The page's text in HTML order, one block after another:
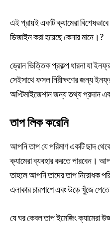
এই প্রায়ই একটি ক্যামেরা
ডিজাইন করা হয়েছে কেনার মানে।?
ড্রোন ভিত্তিক প্রকল্প ধারনা যা
সেইসাথে ফসল নিরীক্ষণের জন্য
অপ্টিমাইজেশান জন্য তথ্য প্রদান
তাপ লিক করেনি
আপনি তাপ যে পরিমাণ একটি ছাদ
ক্যামেরা ব্যবহার করতে পারবেন।
তাহলে আপনি তাদের তাপ নিরোধক
এলাকার চারপাশে এবং উড়ে খুঁজে
যে ঘর কেবল তাপ ইমেজিং ক্যামেরা